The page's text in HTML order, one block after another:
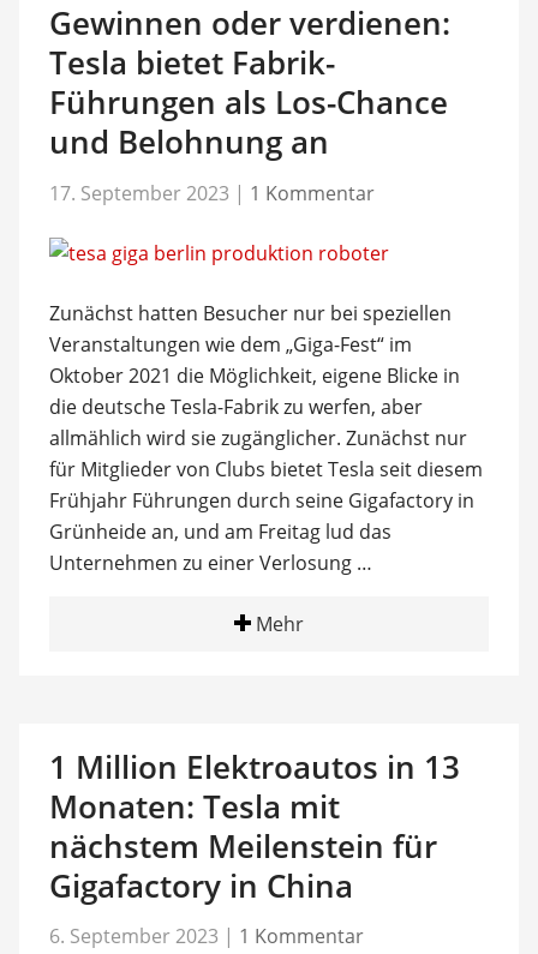
Gewinnen oder verdienen:
Tesla bietet Fabrik-
Führungen als Los-Chance
und Belohnung an
17. September 2023 | 1 Kommentar
Zunächst hatten Besucher nur bei speziellen
Veranstaltungen wie dem „Giga-Fest“ im
Oktober 2021 die Möglichkeit, eigene Blicke in
die deutsche Tesla-Fabrik zu werfen, aber
allmählich wird sie zugänglicher. Zunächst nur
für Mitglieder von Clubs bietet Tesla seit diesem
Frühjahr Führungen durch seine Gigafactory in
Grünheide an, und am Freitag lud das
Unternehmen zu einer Verlosung …
Mehr
1 Million Elektroautos in 13
Monaten: Tesla mit
nächstem Meilenstein für
Gigafactory in China
6. September 2023 | 1 Kommentar